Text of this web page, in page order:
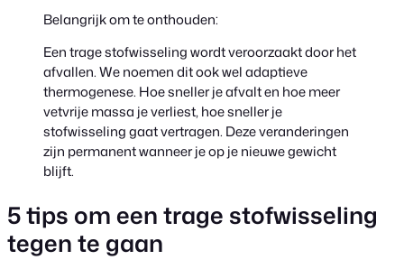
Belangrijk om te onthouden:
Een trage stofwisseling wordt veroorzaakt door het
afvallen. We noemen dit ook wel adaptieve
thermogenese. Hoe sneller je afvalt en hoe meer
vetvrije massa je verliest, hoe sneller je
stofwisseling gaat vertragen. Deze veranderingen
zijn permanent wanneer je op je nieuwe gewicht
blijft.
5 tips om een trage stofwisseling
tegen te gaan